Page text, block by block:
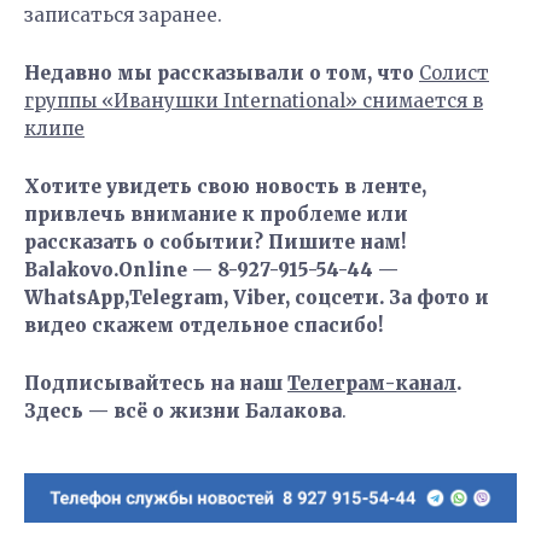
записаться заранее.
Недавно мы рассказывали о том, что Солист
группы «Иванушки International» снимается в
клипе
Хотите увидеть свою новость в ленте,
привлечь внимание к проблеме или
рассказать о событии? Пишите нам!
Balakovo.Online — 8-927-915-54-44 —
WhatsApp,Telegram, Viber, соцсети. За фото и
видео скажем отдельное спасибо!
Подписывайтесь на наш Телеграм-канал.
Здесь — всё о жизни Балакова.